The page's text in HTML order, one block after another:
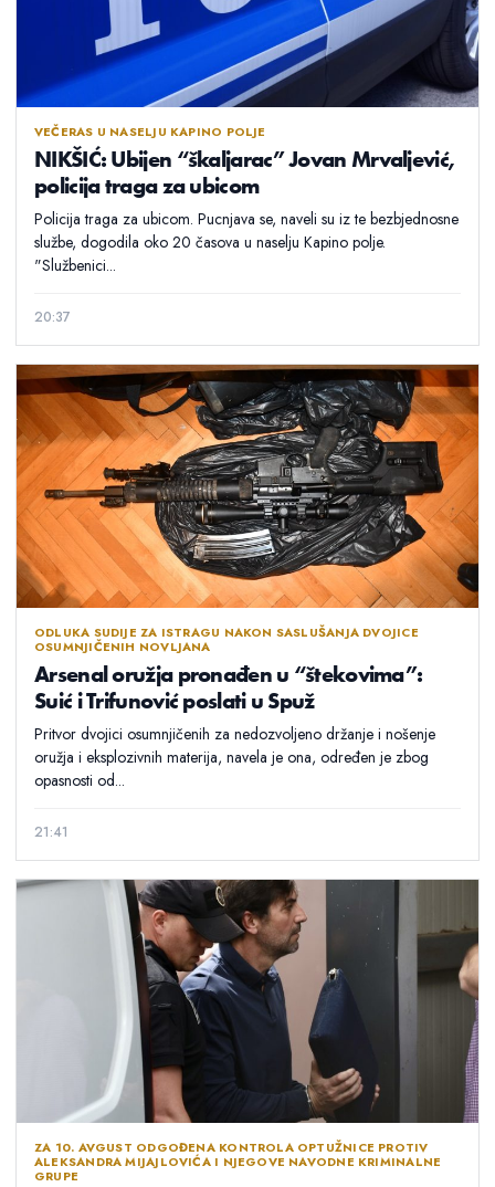
VEČERAS U NASELJU KAPINO POLJE
NIKŠIĆ: Ubijen “škaljarac” Jovan Mrvaljević,
policija traga za ubicom
Policija traga za ubicom. Pucnjava se, naveli su iz te bezbjednosne
službe, dogodila oko 20 časova u naselju Kapino polje.
"Službenici...
20:37
ODLUKA SUDIJE ZA ISTRAGU NAKON SASLUŠANJA DVOJICE
OSUMNJIČENIH NOVLJANA
Arsenal oružja pronađen u “štekovima”:
Suić i Trifunović poslati u Spuž
Pritvor dvojici osumnjičenih za nedozvoljeno držanje i nošenje
oružja i eksplozivnih materija, navela je ona, određen je zbog
opasnosti od...
21:41
ZA 10. AVGUST ODGOĐENA KONTROLA OPTUŽNICE PROTIV
ALEKSANDRA MIJAJLOVIĆA I NJEGOVE NAVODNE KRIMINALNE
GRUPE